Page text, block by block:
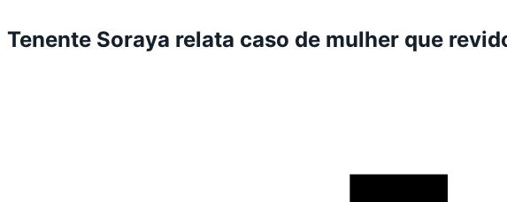
Tenente Soraya relata caso de mulher que